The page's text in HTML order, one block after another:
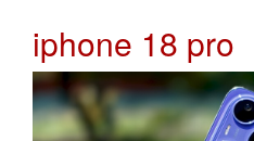
iphone 18 pro